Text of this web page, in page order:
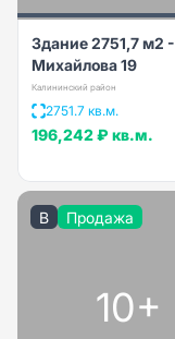
Здание 2751,7 м2 -
Михайлова 19
Калининский район
2751.7 кв.м.
196,242 ₽ кв.м.
B Продажа
10+